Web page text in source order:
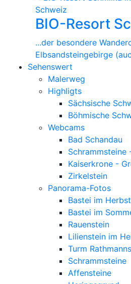
über
Um die
datenschutzkonforme
Verarbeitung zu
gewährleisten, haben wir
einen Vertrag über
Auftragsverarbeitung mit
unserem Hoster
Youtube(Hosting Video
YouTube und Google
YouTube-Komponente
Information darüber,
Person unsere
wenn die betroffene
des Aufrufs unserer
gleichzeitig bei
dies findet unabhängig
betroffene Person ein
anklickt oder nicht. Ist
Übermittlung dieser
YouTube und Google
BIO-Resort
...der besondere
Elbsandsteingebirge
Sehenswert
Malerweg
Highligts
Sächsische
Böhmische
Webcams
Bad Schandau
Schrammsteine
Kaiserkrone -
Zirkelstein
Panorama-Fotos
Bastei im Herbst
Bastei im
Rauenstein
Lilienstein im
Turm
Schrammsteine
Affensteine